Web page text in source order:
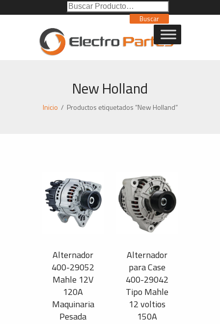
Buscar
Poducto:
Buscar
New Holland
Inicio / Productos etiquetados “New Holland”
Alternador
400-29052
Mahle 12V
120A
Maquinaria
Pesada
Alternador
para Case
400-29042
Tipo Mahle
12 voltios
150A